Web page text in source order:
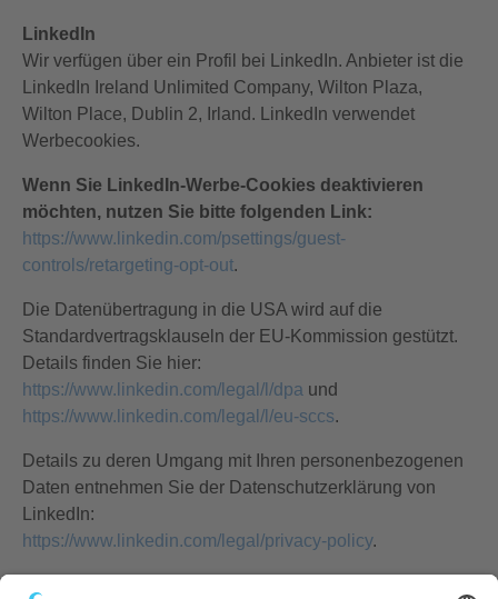
LinkedIn
Wir verfügen über ein Profil bei LinkedIn. Anbieter ist die
LinkedIn Ireland Unlimited Company, Wilton Plaza,
Wilton Place, Dublin 2, Irland. LinkedIn verwendet
Werbecookies.
Wenn Sie LinkedIn-Werbe-Cookies deaktivieren
möchten, nutzen Sie bitte folgenden Link:
https://www.linkedin.com/psettings/guest-
controls/retargeting-opt-out.
Die Datenübertragung in die USA wird auf die
Standardvertragsklauseln der EU-Kommission gestützt.
Details finden Sie hier:
https://www.linkedin.com/legal/l/dpa und
https://www.linkedin.com/legal/l/eu-sccs.
Details zu deren Umgang mit Ihren personenbezogenen
Daten entnehmen Sie der Datenschutzerklärung von
LinkedIn:
https://www.linkedin.com/legal/privacy-policy.